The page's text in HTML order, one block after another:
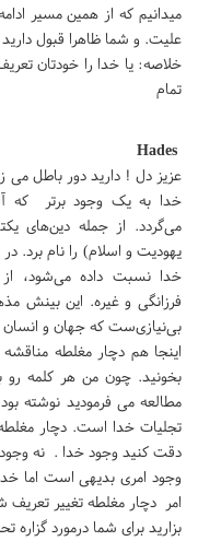
میدانیم که از همین مسیر
علیت. و شما ظاهرا قبول
خلاصه: یا خدا را خودتان
تمام
Hades
عزیز دل ! دارید دور باطل
خدا به یک وجود برتر که
می‌گردد. از جمله دین‌های
یهودیت و اسلام) را نام برد.
خدا نسبت داده می‌شود، از
فرزانگی و غیره. این بینش
بی‌نیازی‌ست که جهان و انسان
اینجا هم دچار مغلطه
بخونید. چون من هر کلمه
مطالعه می فرمودید نوشته
تجلیات خدا است. دچار مغلطه
دقت کنید وجود خدا . نه
وجود امری بدیهی است اما
امر دچار مغلطه تغییر تعریف
بزارید برای شما درمورد